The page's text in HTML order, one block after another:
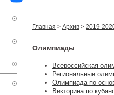
Главная > Архив > 2019-
Олимпиады
Всероссийская
Региональные
Олимпиада по
Викторина по